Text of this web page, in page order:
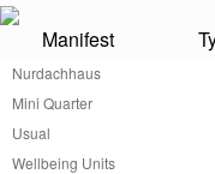
Manifest
Nurdachhaus
Mini Quarter
Usual
Wellbeing Units